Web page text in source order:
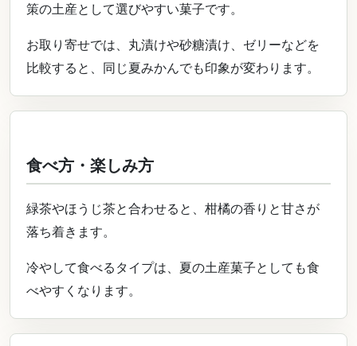
策の土産として選びやすい菓子です。
お取り寄せでは、丸漬けや砂糖漬け、ゼリーなどを
比較すると、同じ夏みかんでも印象が変わります。
食べ方・楽しみ方
緑茶やほうじ茶と合わせると、柑橘の香りと甘さが
落ち着きます。
冷やして食べるタイプは、夏の土産菓子としても食
べやすくなります。